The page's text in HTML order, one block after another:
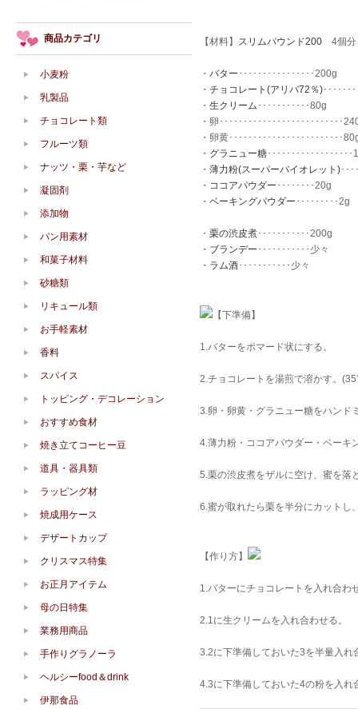
【材料】 スリムパウンド200 4個分
・ バター ････････････････200g
・ チョコレート(アリバ72％)･･････
・ 生クリーム ･･･････････80g
・卵･･････････････････････････
・卵黄････････････････････････
・ グラニュー糖･････････････････
・ 薄力粉(スーパーバイオレット)･･
・ ココアパウダー ････････20g
・ ベーキングパウダー ･････････2g
・ 栗の渋皮煮･･･････････200g
・ ブランデー ･･･････････少々
・ ラム酒･･･････････少々
【下準備】
1.バターをポマード状にする。
2.チョコレートを湯煎で溶かす。
3.卵・卵黄・グラニュー糖をハンド
4.薄力粉・ココアパウダー・ベーキ
5.栗の渋皮煮をザルに空け、蜜を落
6.蜜が取れたら栗を半分にカットし
【作り方】
1.バターにチョコレートを入れ合わ
2.1に生クリームを入れ合わせる。
3.2に下準備しておいた3を半量入れ
4.3に下準備しておいた4の粉を入れ
商品カテゴリ
小麦粉
乳製品
チョコレート類
フルーツ類
ナッツ・栗・芋など
凝固剤
添加物
パン用素材
和菓子材料
砂糖類
リキュール類
お手軽素材
香料
スパイス
トッピング・デコレーション
おすすめ食材
焼き立てコーヒー豆
道具・器具類
ラッピング材
焼成用ケース
デザートカップ
クリスマス特集
お正月アイテム
母の日特集
業務用商品
手作りグラノーラ
ヘルシーfood＆drink
伊那食品